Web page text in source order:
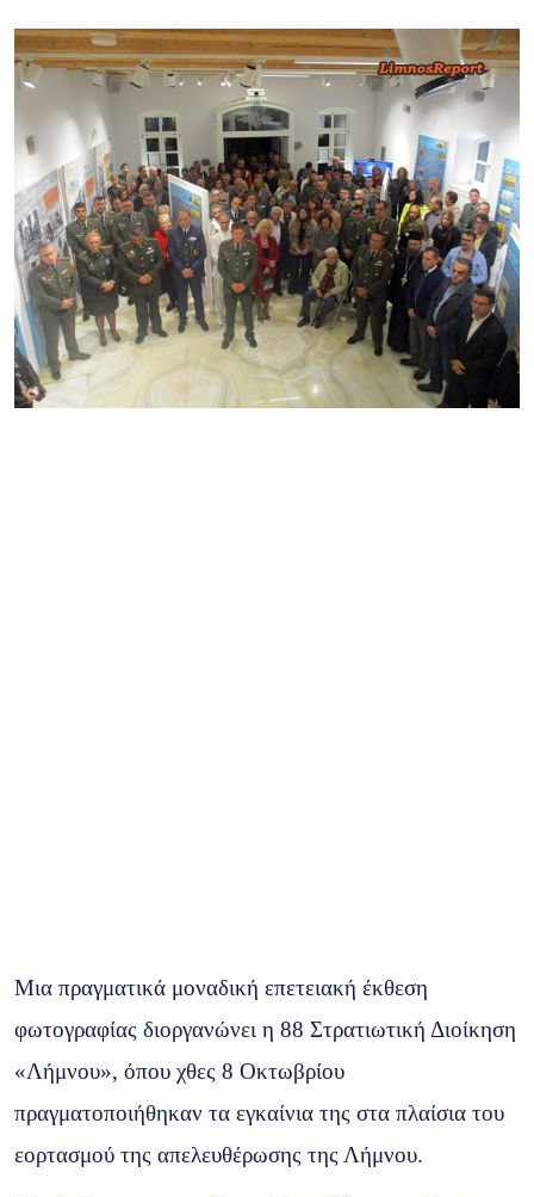
Μια πραγματικά μοναδική επετειακή έκθεση
φωτογραφίας διοργανώνει η 88 Στρατιωτική Διοίκηση
«Λήμνου», όπου χθες 8 Οκτωβρίου
πραγματοποιήθηκαν τα εγκαίνια της στα πλαίσια του
εορτασμού της απελευθέρωσης της Λήμνου.